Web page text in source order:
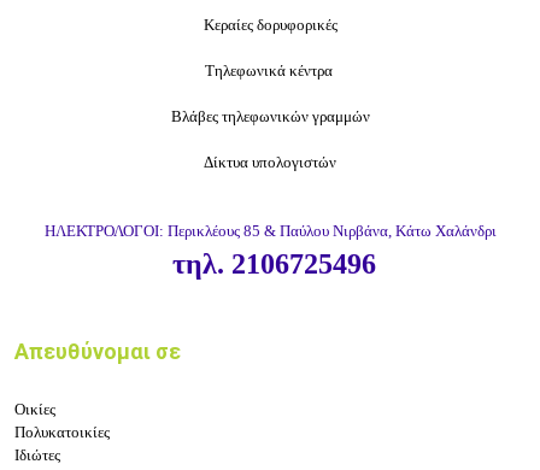
Κεραίες δορυφορικές
Τηλεφωνικά κέντρα
Βλάβες τηλεφωνικών γραμμών
Δίκτυα υπολογιστών
ΗΛΕΚΤΡΟΛΟΓΟΙ: Περικλέους 85 & Παύλου Νιρβάνα, Κάτω Χαλάνδρι
τηλ. 2106725496
Απευθύνομαι σε
Οικίες
Πολυκατοικίες
Ιδιώτες